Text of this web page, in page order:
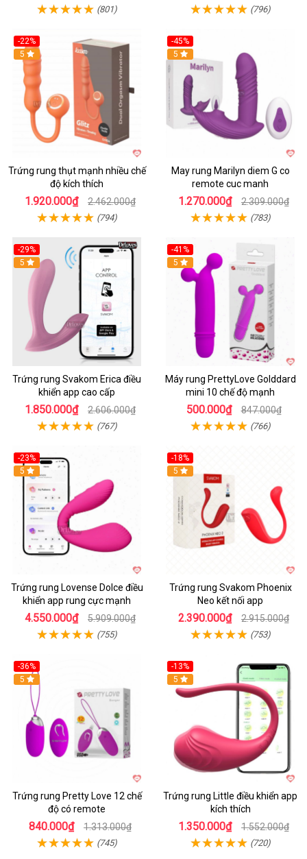
(801) (796)
-22%
Hot
5
Trứng rung thụt mạnh nhiều chế
độ kích thích
1.920.000₫ 2.462.000₫
(794)
-45%
Hot
5
May rung Marilyn diem G co
remote cuc manh
1.270.000₫ 2.309.000₫
(783)
-29%
Hot
5
Trứng rung Svakom Erica điều
khiển app cao cấp
1.850.000₫ 2.606.000₫
(767)
-41%
Hot
5
Máy rung PrettyLove Golddard
mini 10 chế độ mạnh
500.000₫ 847.000₫
(766)
-23%
Hot
5
Trứng rung Lovense Dolce điều
khiển app rung cực mạnh
4.550.000₫ 5.909.000₫
(755)
-18%
Hot
5
Trứng rung Svakom Phoenix
Neo kết nối app
2.390.000₫ 2.915.000₫
(753)
-36%
5
Trứng rung Pretty Love 12 chế
độ có remote
840.000₫ 1.313.000₫
(745)
-13%
Hot
5
Trứng rung Little điều khiển app
kích thích
1.350.000₫ 1.552.000₫
(720)